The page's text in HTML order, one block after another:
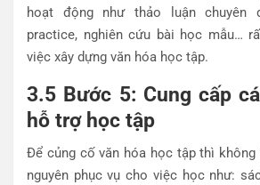
hoạt động như thảo luận chuyên
practice, nghiên cứu bài học mẫu…
việc xây dựng văn hóa học tập.
3.5 Bước 5: Cung cấp
hỗ trợ học tập
Để củng cố văn hóa học tập thì không
nguyên phục vụ cho việc học như: